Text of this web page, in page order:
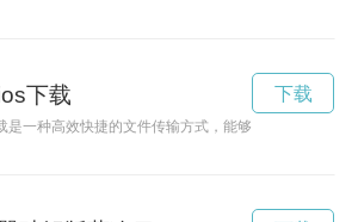
下载
是一种高效快捷的文件传输方式，能够帮助用户轻松
下载